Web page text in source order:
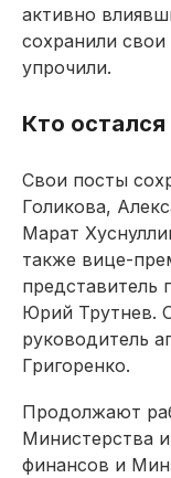
активно
сохранили
упрочили.
Кто остался
Свои посты
Голикова,
Марат
также вице-
представитель
Юрий Трутнев.
руководитель
Григоренко.
Продолжают
Министерства
финансов и